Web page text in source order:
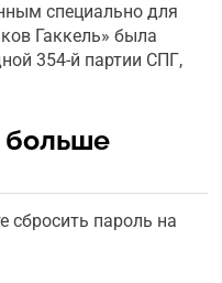
специально для
Гаккель» была
354-й партии СПГ,
больше
сбросить пароль на